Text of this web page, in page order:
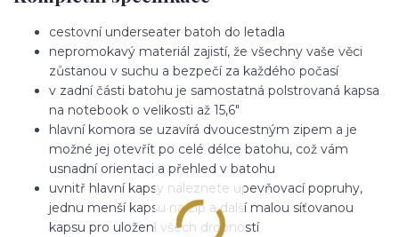
cestovní underseater batoh do letadla
nepromokavý materiál zajistí, že všechny vaše věci
zůstanou v suchu a bezpečí za každého počasí
v zadní části batohu je samostatná polstrovaná kapsa
na notebook o velikosti až 15,6"
hlavní komora se uzavírá dvoucestným zipem a je
možné jej otevřít po celé délce batohu, což vám
usnadní orientaci a přehled v batohu
uvnitř hlavní kapsy naleznete upevňovací popruhy,
jednu menší kapsu na zip a další malou síťovanou
kapsu pro uložení všech drobností